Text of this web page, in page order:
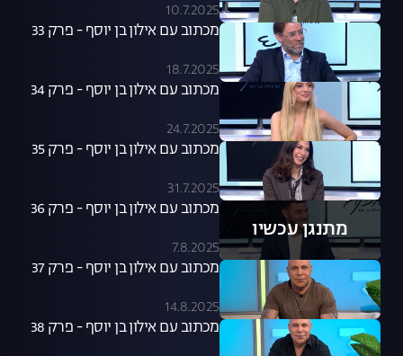
10.7.2025
מכתוב עם אילון בן יוסף - פרק 33
18.7.2025
מכתוב עם אילון בן יוסף - פרק 34
24.7.2025
מכתוב עם אילון בן יוסף - פרק 35
31.7.2025
מתנגן עכשיו
מכתוב עם אילון בן יוסף - פרק 36
7.8.2025
מכתוב עם אילון בן יוסף - פרק 37
14.8.2025
מכתוב עם אילון בן יוסף - פרק 38